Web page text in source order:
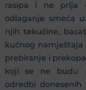
rasipa i ne prlja
odlaganje smeća
njih tekućine,
kućnog namještaja
prebiranje i
koji se ne budu
odredbi